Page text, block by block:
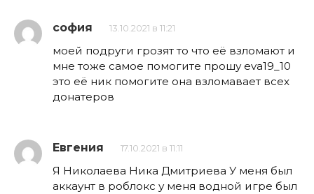
софия 13.10.2021 в 11:21
моей подруги грозят то что её взломают и
мне тоже самое помогите прошу eva19_10
это её ник помогите она взломавает всех
донатеров
Евгения 17.10.2021 в 11:11
Я Николаева Ника Дмитриева У меня был
аккаунт в роблокс у меня водной игре был